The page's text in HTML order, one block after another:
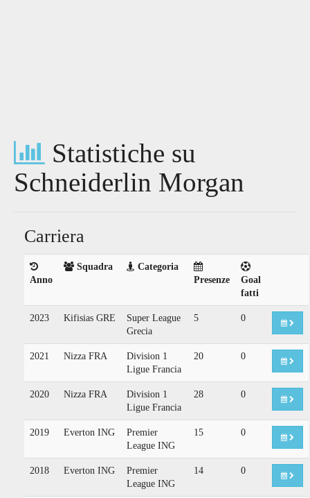
Statistiche su
Schneiderlin Morgan
Carriera
Anno
Squadra
Categoria
Presenze
Goal
fatti
2023 Kifisias GRE
Super League
Grecia
5 0
2021 Nizza FRA
Division 1
Ligue Francia
20 0
2020 Nizza FRA
Division 1
Ligue Francia
28 0
2019 Everton ING
Premier
League ING
15 0
2018 Everton ING
Premier
League ING
14 0